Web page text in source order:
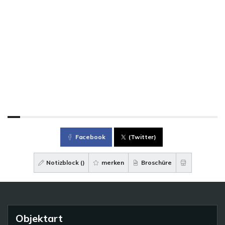
Facebook (Twitter)
Notizblock () merken Broschüre
Objektart